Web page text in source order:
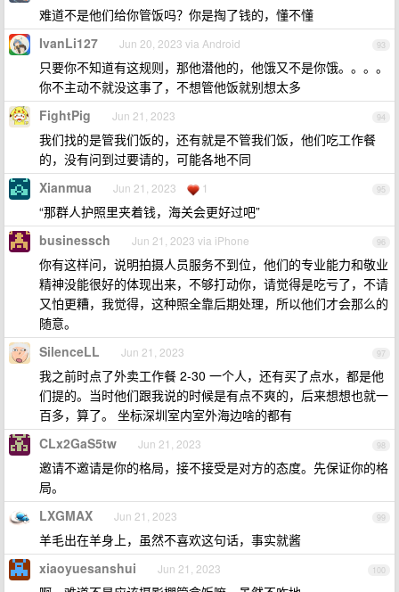
难道不是他们给你管饭吗？你是掏了钱的，懂不懂
93
IvanLi127 Jun 20, 2023 via Android
只要你不知道有这规则，那他潜他的，他饿又不是你饿。。。。
你不主动不就没这事了，不想管他饭就别想太多
94
FightPig Jun 21, 2023
我们找的是管我们饭的，还有就是不管我们饭，他们吃工作餐
的，没有问到过要请的，可能各地不同
95
Xianmua Jun 21, 2023 1
“那群人护照里夹着钱，海关会更好过吧”
96
businessch Jun 21, 2023 via iPhone
你有这样问，说明拍摄人员服务不到位，他们的专业能力和敬业
精神没能很好的体现出来，不够打动你，请觉得是吃亏了，不请
又怕更糟，我觉得，这种照全靠后期处理，所以他们才会那么的
随意。
97
SilenceLL Jun 21, 2023
我之前时点了外卖工作餐 2-30 一个人，还有买了点水，都是他
们提的。当时他们跟我说的时候是有点不爽的，后来想想也就一
百多，算了。 坐标深圳室内室外海边啥的都有
98
CLx2GaS5tw Jun 21, 2023
邀请不邀请是你的格局，接不接受是对方的态度。先保证你的格
局。
99
LXGMAX Jun 21, 2023
羊毛出在羊身上，虽然不喜欢这句话，事实就酱
100
xiaoyuesanshui Jun 21, 2023